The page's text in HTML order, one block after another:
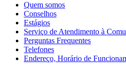
Quem somos
Conselhos
Estágios
Serviço de Atendimento à
Perguntas Frequentes
Telefones
Endereço, Horário de